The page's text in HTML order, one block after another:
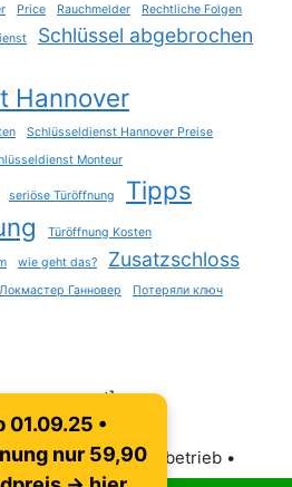
Price Rauchmelder
Rechtliche Folgen
Schlüssel abgebrochen
Hannover
Schlüsseldienst Hannover Preise
Monteur
seriöse Türöffnung Tipps
Türöffnung Kosten
wie geht das? Zusatzschloss
Локмастер Ганновер
Потеряли ключ
Hannover Fachbetrieb•
mitGeneratePress
01.09.25 •
nur 59,90